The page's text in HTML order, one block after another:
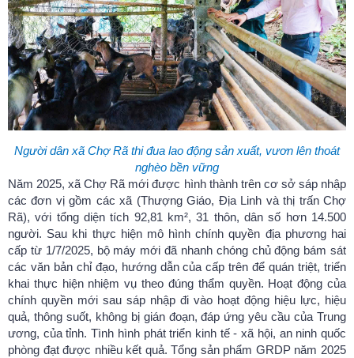
Người dân xã Chợ Rã thi đua lao động sản xuất, vươn lên thoát
nghèo bền vững
Năm 2025, xã Chợ Rã mới được hình thành trên cơ sở sáp nhập
các đơn vị gồm các xã (Thượng Giáo, Địa Linh và thị trấn Chợ
Rã), với tổng diện tích 92,81 km², 31 thôn, dân số hơn 14.500
người. Sau khi thực hiện mô hình chính quyền địa phương hai
cấp từ 1/7/2025, bộ máy mới đã nhanh chóng chủ động bám sát
các văn bản chỉ đạo, hướng dẫn của cấp trên để quán triệt, triển
khai thực hiện nhiệm vụ theo đúng thẩm quyền. Hoạt động của
chính quyền mới sau sáp nhập đi vào hoạt động hiệu lực, hiệu
quả, thông suốt, không bị gián đoạn, đáp ứng yêu cầu của Trung
ương, của tỉnh. Tình hình phát triển kinh tế - xã hội, an ninh quốc
phòng đạt được nhiều kết quả. Tổng sản phẩm GRDP năm 2025
Thái Nguyên trong mắt du khách